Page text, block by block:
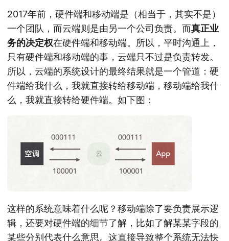
2017年前，硬件端和移动端是（相当于，其实不是）
一个团队，而云端则是由另一个公司负责。而真正业
务的决定权在硬件端和移动端。所以，平时沟通上，
只有硬件端和移动端的事，云端只不过是负责转发。
所以，云端的系统设计的最终结果就是一个管道：硬
件端给我什么，我就直接转给移动端，移动端给我什
么，我就直接转给硬件端。如下图：
这样的系统意味着什么呢？移动端除了要负责展示逻
辑，还要对硬件端的细节了解，比如了解某某字段的
某些分别代表什么意思。这直接导致整个系统无法快